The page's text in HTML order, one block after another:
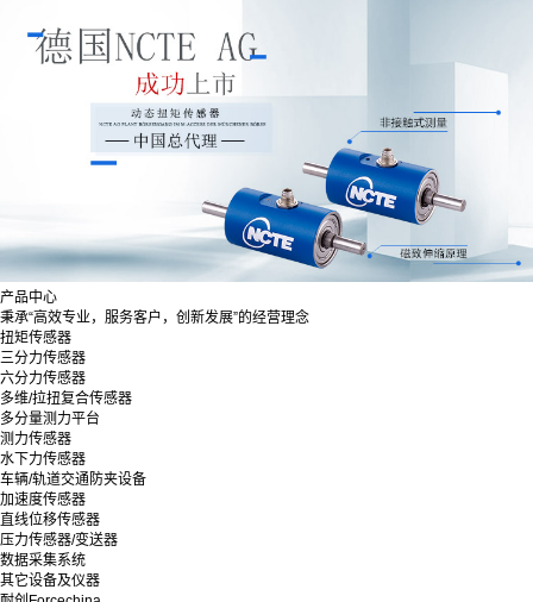
产品中心
秉承“高效专业，服务客户，创新发展”的经营理念
扭矩传感器
三分力传感器
六分力传感器
多维/拉扭复合传感器
多分量测力平台
测力传感器
水下力传感器
车辆/轨道交通防夹设备
加速度传感器
直线位移传感器
压力传感器/变送器
数据采集系统
其它设备及仪器